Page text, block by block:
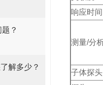
？
解多少？
响应时间
测量/分
子体探头